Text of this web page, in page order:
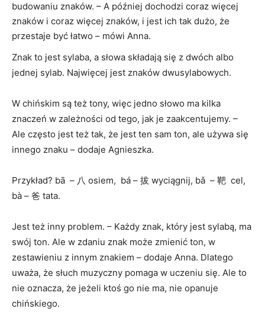
budowaniu znaków. – A później dochodzi coraz więcej
znaków i coraz więcej znaków, i jest ich tak dużo, że
przestaje być łatwo – mówi Anna.
Znak to jest sylaba, a słowa składają się z dwóch albo
jednej sylab. Najwięcej jest znaków dwusylabowych.
W chińskim są też tony, więc jedno słowo ma kilka
znaczeń w zależności od tego, jak je zaakcentujemy. –
Ale często jest też tak, że jest ten sam ton, ale używa się
innego znaku – dodaje Agnieszka.
Przykład? bā – 八 osiem, bá – 拔 wyciągnij, bǎ – 靶 cel,
bà – 爸 tata.
Jest też inny problem. – Każdy znak, który jest sylabą, ma
swój ton. Ale w zdaniu znak może zmienić ton, w
zestawieniu z innym znakiem – dodaje Anna. Dlatego
uważa, że słuch muzyczny pomaga w uczeniu się. Ale to
nie oznacza, że jeżeli ktoś go nie ma, nie opanuje
chińskiego.